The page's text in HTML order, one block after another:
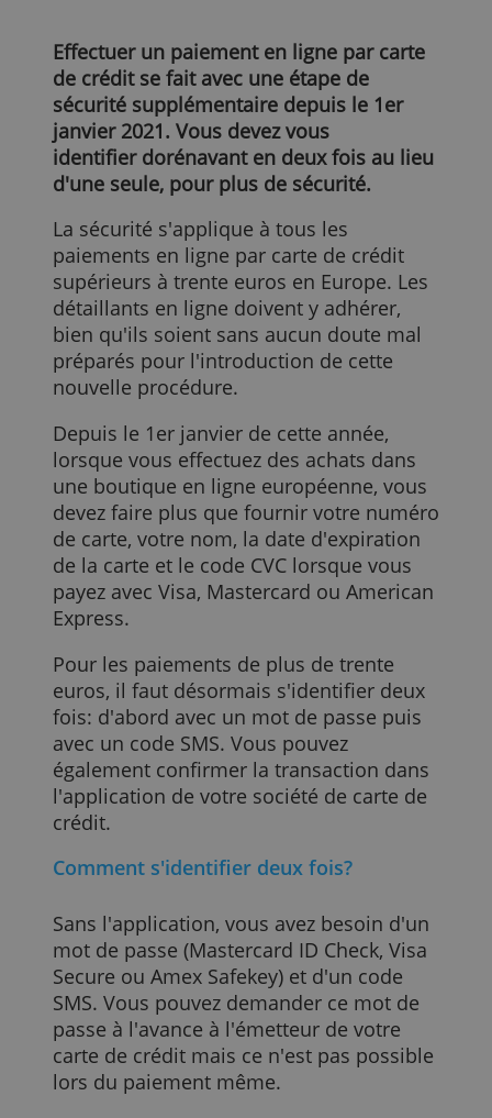
19/01/2021
Effectuer un paiement en ligne par carte
de crédit se fait avec une étape de
sécurité supplémentaire depuis le 1er
janvier 2021. Vous devez vous
identifier dorénavant en deux fois au lieu
d'une seule, pour plus de sécurité.
La sécurité s'applique à tous les
paiements en ligne par carte de crédit
supérieurs à trente euros en Europe. Les
détaillants en ligne doivent y adhérer,
bien qu'ils soient sans aucun doute mal
préparés pour l'introduction de cette
nouvelle procédure.
Depuis le 1er janvier de cette année,
lorsque vous effectuez des achats dans
une boutique en ligne européenne, vous
devez faire plus que fournir votre
de carte, votre nom, la date d'expiration
de la carte et le code CVC lorsque vous
payez avec Visa, Mastercard ou American
Express.
Pour les paiements de plus de trente
euros, il faut désormais s'identifier deux
avec un code SMS. Vous pouvez
également confirmer la transaction dans
l'application de votre société de carte de
crédit.
Comment s'identifier deux fois?